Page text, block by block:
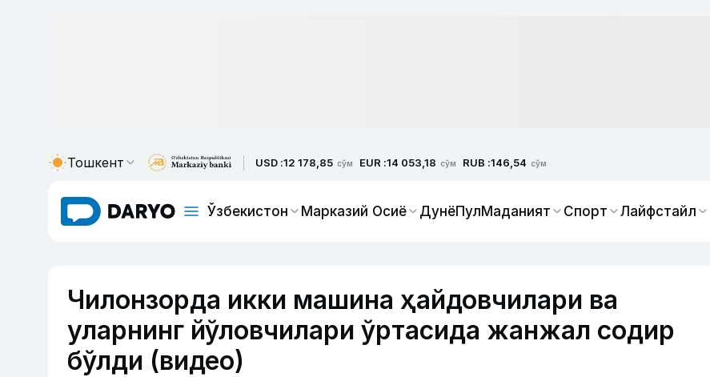
Тошкент USD :12 178,85 сўм EUR :14 053,18 сўм RUB :146,54 сўм
Ўзбекистон Марказий Осиё ДунёПулМаданият Спорт Лайфстайл
Чилонзорда икки машина ҳайдовчилари ва
уларнинг йўловчилари ўртасида жанжал содир
бўлди (видео)